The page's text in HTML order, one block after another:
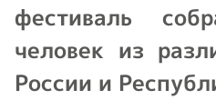
фестиваль
человек из
России и